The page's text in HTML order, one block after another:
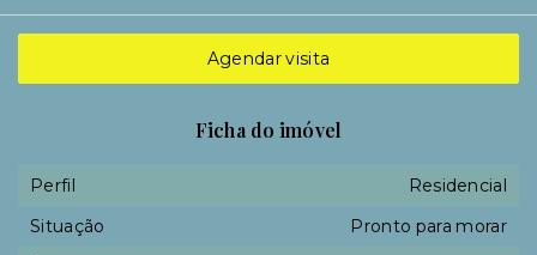
Agendar visita
Ficha do imóvel
Perfil
Residencial
Situação
Pronto para morar